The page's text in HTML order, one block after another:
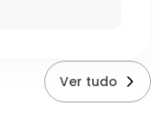
Ver tudo